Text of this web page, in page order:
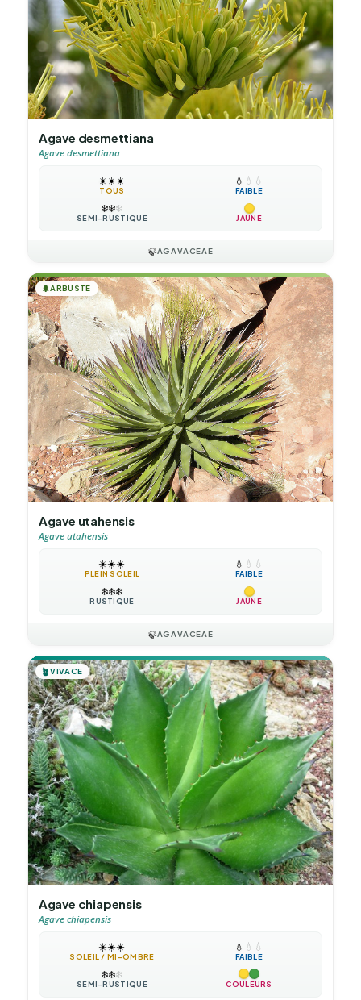
Agave desmettiana
Agave desmettiana
☀️☀️☀️
TOUS
💧 💧 💧
FAIBLE
❄️❄️❄️
SEMI-RUSTIQUE JAUNE
🍃AGAVACEAE
🌲ARBUSTE
Agave utahensis
Agave utahensis
☀️☀️☀️
PLEIN SOLEIL
💧 💧 💧
FAIBLE
❄️❄️❄️
RUSTIQUE JAUNE
🍃AGAVACEAE
🪴VIVACE
Agave chiapensis
Agave chiapensis
☀️☀️☀️
SOLEIL / MI-OMBRE
💧 💧 💧
FAIBLE
❄️❄️❄️
SEMI-RUSTIQUE COULEURS